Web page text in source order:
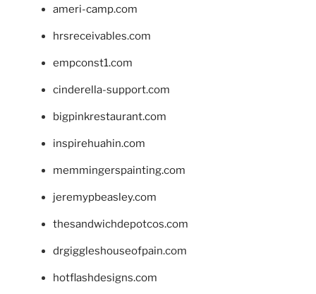
ameri-camp.com
hrsreceivables.com
empconst1.com
cinderella-support.com
bigpinkrestaurant.com
inspirehuahin.com
memmingerspainting.com
jeremypbeasley.com
thesandwichdepotcos.com
drgiggleshouseofpain.com
hotflashdesigns.com